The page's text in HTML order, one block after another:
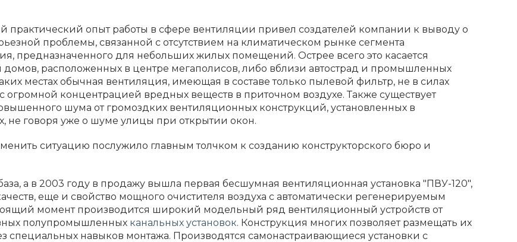
практический опыт работы в сфере вентиляции привел создателей компании к выводу о
проблемы, связанной с отсутствием на климатическом рынке сегмента
предназначенного для небольших жилых помещений. Острее всего это касается
домов, расположенных в центре мегаполисов, либо вблизи автострад и промышленных
местах обычная вентиляция, имеющая в составе только пылевой фильтр, не в силах
огромной концентрацией вредных веществ в приточном воздухе. Также существует
шума от громоздких вентиляционных конструкций, установленных в
не говоря уже о шуме улицы при открытии окон.
ситуацию послужило главным толчком к созданию конструкторского бюро и
а в 2003 году в продажу вышла первая бесшумная вентиляционная установка "ПВУ-120",
еще и свойство мощного очистителя воздуха с автоматически регенерируемым
момент производится широкий модельный ряд вентиляционный устройств от
полупромышленных канальных установок. Конструкция многих позволяет размещать их
навыков монтажа. Производятся самонастраивающиеся установки с